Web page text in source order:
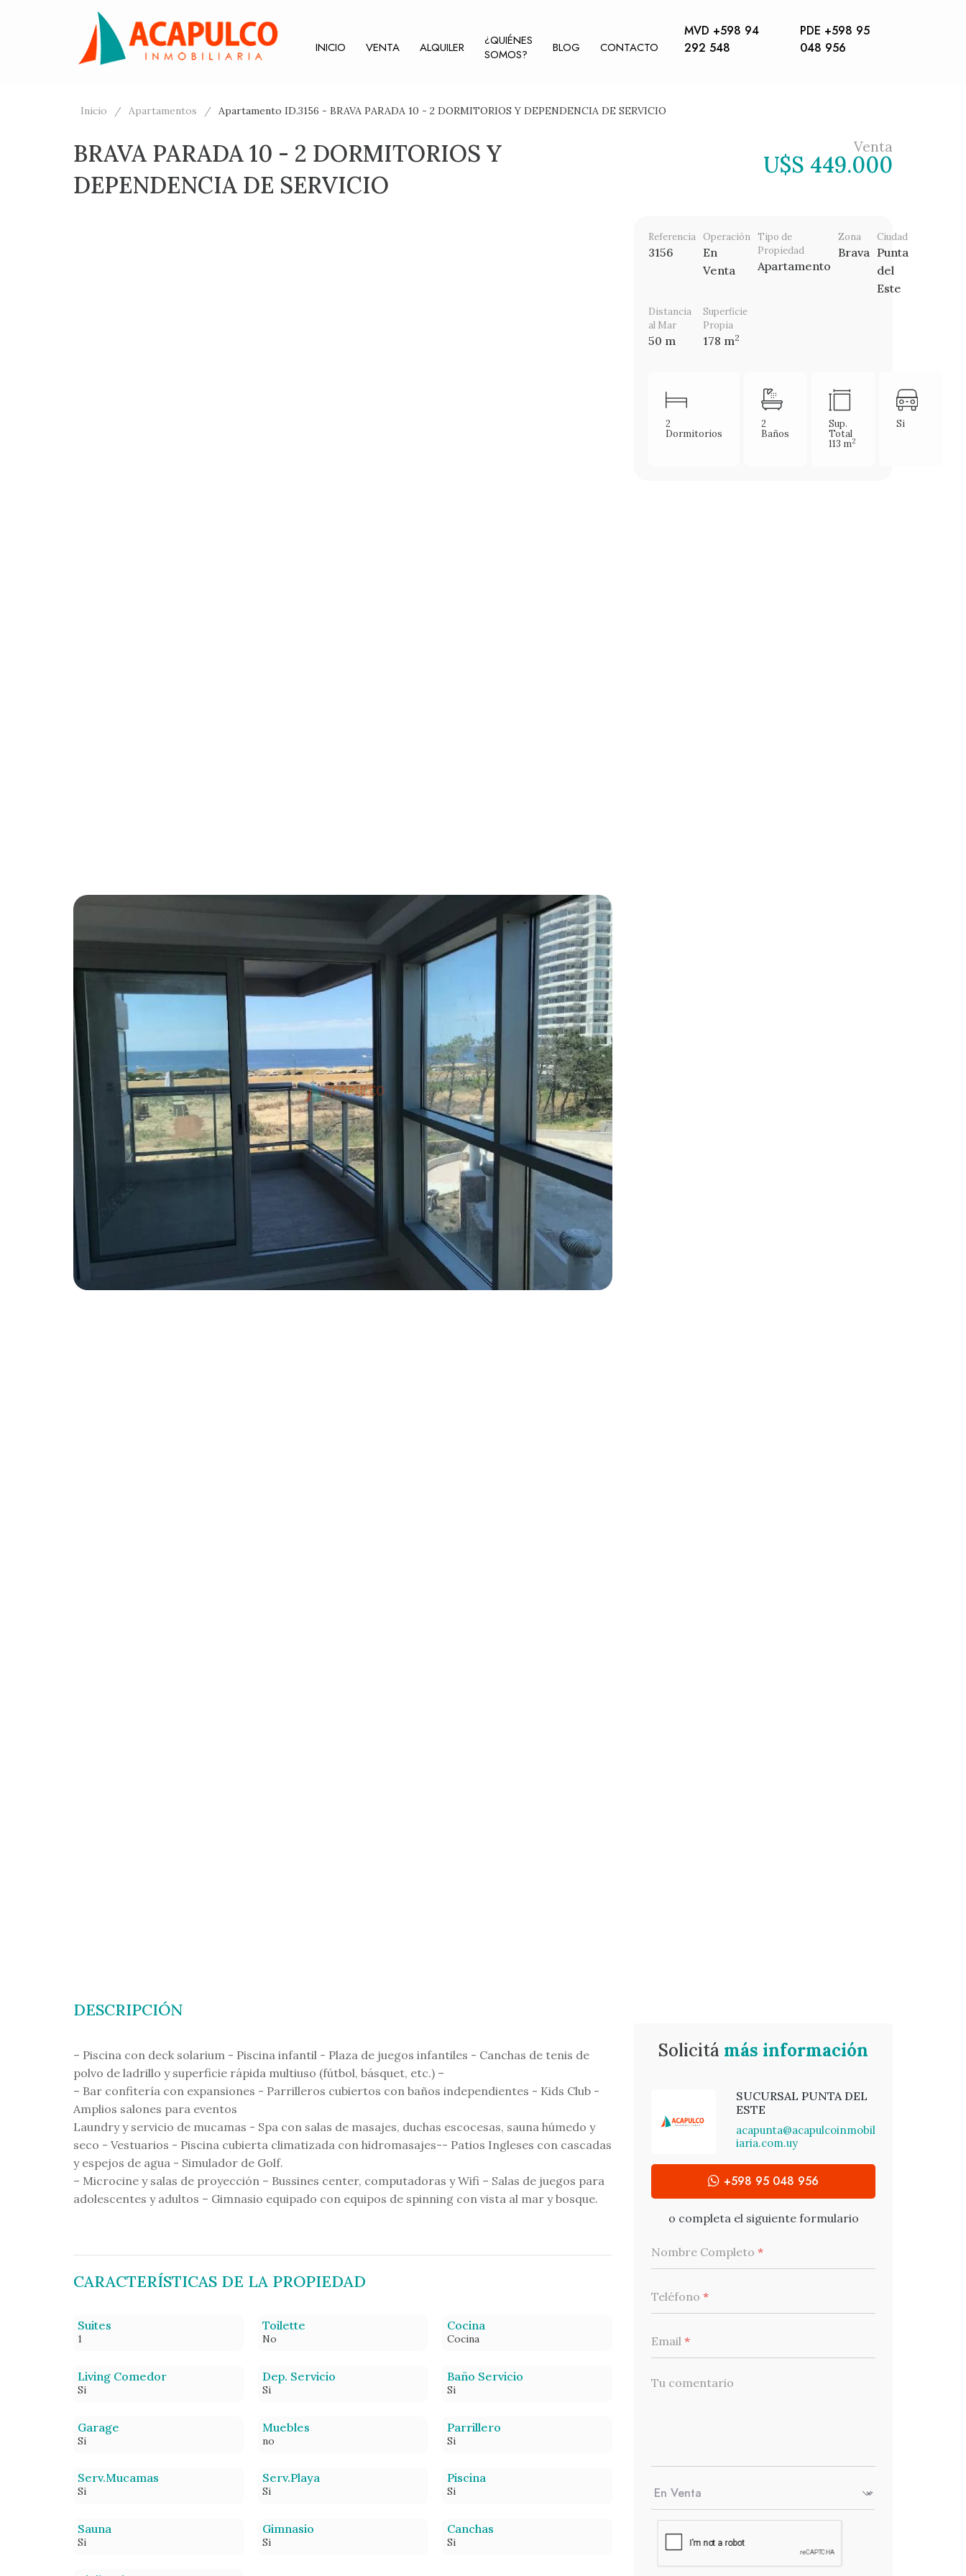
INICIO VENTA ALQUILER
¿QUIÉNES
SOMOS?
BLOG CONTACTO
MVD +598 94
292 548
PDE +598 95
048 956
Inicio Apartamentos Apartamento ID.3156 - BRAVA PARADA 10 - 2 DORMITORIOS Y DEPENDENCIA DE SERVICIO
BRAVA PARADA 10 - 2 DORMITORIOS Y
DEPENDENCIA DE SERVICIO
Venta
U$S 449.000
Referencia
3156
Operación
En
Venta
Tipo de
Propiedad
Apartamento
Zona
Brava
Ciudad
Punta
del
Este
Distancia
al Mar
50 m
Superficie
Propia
178 m2
2
Dormitorios
2
Baños
Sup.
Total
113 m2
Si
DESCRIPCIÓN
– Piscina con deck solarium - Piscina infantil - Plaza de juegos infantiles - Canchas de tenis de
polvo de ladrillo y superficie rápida multiuso (fútbol, básquet, etc.) –
– Bar confitería con expansiones - Parrilleros cubiertos con baños independientes - Kids Club -
Amplios salones para eventos
Laundry y servicio de mucamas - Spa con salas de masajes, duchas escocesas, sauna húmedo y
seco - Vestuarios - Piscina cubierta climatizada con hidromasajes-- Patios Ingleses con cascadas
y espejos de agua - Simulador de Golf.
– Microcine y salas de proyección – Bussines center, computadoras y Wifi – Salas de juegos para
adolescentes y adultos – Gimnasio equipado con equipos de spinning con vista al mar y bosque.
CARACTERÍSTICAS DE LA PROPIEDAD
Suites
1
Toilette
No
Cocina
Cocina
Living Comedor
Si
Dep. Servicio
Si
Baño Servicio
Si
Garage
Si
Muebles
no
Parrillero
Si
Serv.Mucamas
Si
Serv.Playa
Si
Piscina
Si
Sauna
Si
Gimnasio
Si
Canchas
Si
Solicitá más información
SUCURSAL PUNTA DEL
ESTE
acapunta@acapulcoinmobil
iaria.com.uy
+598 95 048 956
o completa el siguiente formulario
Nombre Completo *
Teléfono *
Email *
Tu comentario